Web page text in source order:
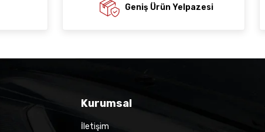
Geniş Ürün Yelpazesi
Kurumsal
İletişim